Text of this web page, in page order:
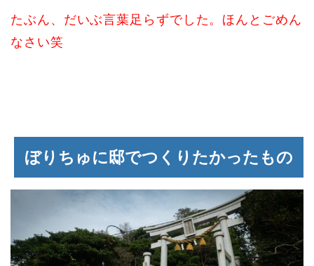
たぶん、だいぶ言葉足らずでした。ほんとごめん
なさい笑
ぼりちゅに邸でつくりたかったもの